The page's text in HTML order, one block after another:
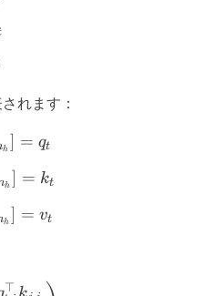
れます：
q_{t,2};\, \dots; \,
h ] = qt
k_{t,2};\, \dots; \,
h ] = kt
v_{t,2};\, \dots; \,
h ] = vt
= \sum_{j=1}^{t}
⊤